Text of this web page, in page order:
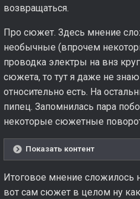
возвращаться.
Про сюжет. Здесь мнение
необычные (впрочем
проводка электры на внз
сюжета, то тут я даже не
относительно есть. На
пипец. Запомнилась пара
некоторые сюжетные
Показать контент
Итоговое мнение сложилось
вот сам сюжет в целом ну